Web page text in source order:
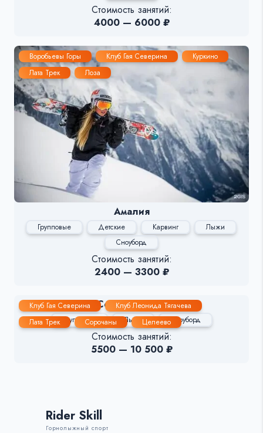
Стоимость занятий:
4000 — 6000 ₽
Воробьевы Горы Клуб Гая Северина
Куркино
Лата Трек
Лоза
Амалия
Групповые Детские Карвинг
Лыжи
Сноуборд
Стоимость занятий:
2400 — 3300 ₽
Клуб Гая Северина
Клуб Леонида Тягачева
Лата Трек
Сорочаны Целеево
Сергей Бакаев
Групповые Лыжи Сноуборд
Стоимость занятий:
5500 — 10 500 ₽
Rider Skill
Горнолыжный спорт